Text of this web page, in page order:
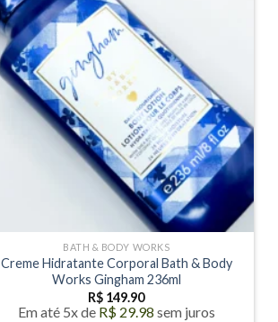
BATH & BODY WORKS
Creme Hidratante Corporal Bath & Body
Works Gingham 236ml
R$ 149.90
Em até 5x de R$29.98 sem juros